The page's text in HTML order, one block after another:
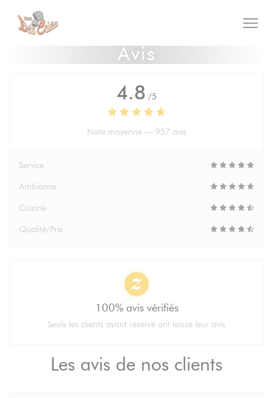
Personnalisation de vos choix en matière de cookies
Avis
Les avis de nos clients
4.8 /5
Note moyenne — 957 avis
Service
Ambiance
Cuisine
Qualité/Prix
100% avis vérifiés
Seuls les clients ayant réservé ont laissé leur avis